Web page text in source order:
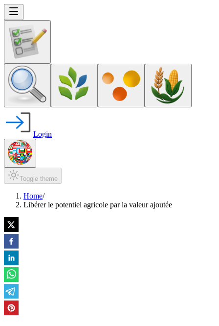
Login
Toggle theme
Home/
Libérer le potentiel agricole par la valeur ajoutée